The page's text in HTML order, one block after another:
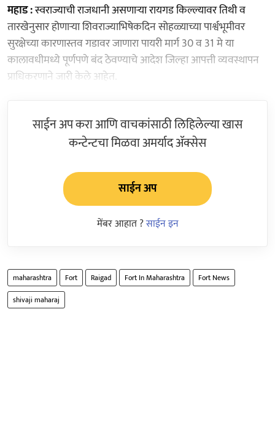
महाड :स्वराज्याची राजधानी असणाऱ्या रायगड किल्ल्यावर तिथी व
तारखेनुसार होणाऱ्या शिवराज्याभिषेकदिन सोहळ्याच्या पार्श्वभूमीवर
सुरक्षेच्या कारणास्तव गडावर जाणारा पायरी मार्ग 30 व 31 मे या
कालावधीमध्ये पूर्णपणे बंद ठेवण्याचे आदेश जिल्हा आपत्ती व्यवस्थापन
प्राधिकरणाने जारी केले आहेत.
साईन अप करा आणि वाचकांसाठी लिहिलेल्या खास
कन्टेन्टचा मिळवा अमर्याद ॲक्सेस
साईन अप
मेंबर आहात ?साईन इन
maharashtra Fort Raigad Fort In Maharashtra
Fort News
shivaji maharaj